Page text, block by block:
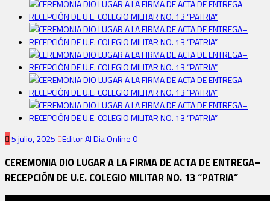
5 julio, 2025 Editor Al Dia Online0
CEREMONIA DIO LUGAR A LA FIRMA DE ACTA DE ENTREGA–
RECEPCIÓN DE U.E. COLEGIO MILITAR NO. 13 “PATRIA”